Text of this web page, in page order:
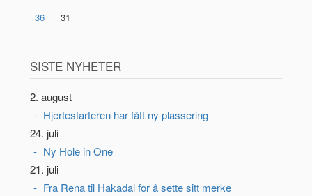
36
31
SISTE NYHETER
2. august
Hjertestarteren har fått ny plassering
24. juli
Ny Hole in One
21. juli
Fra Rena til Hakadal for å sette sitt merke